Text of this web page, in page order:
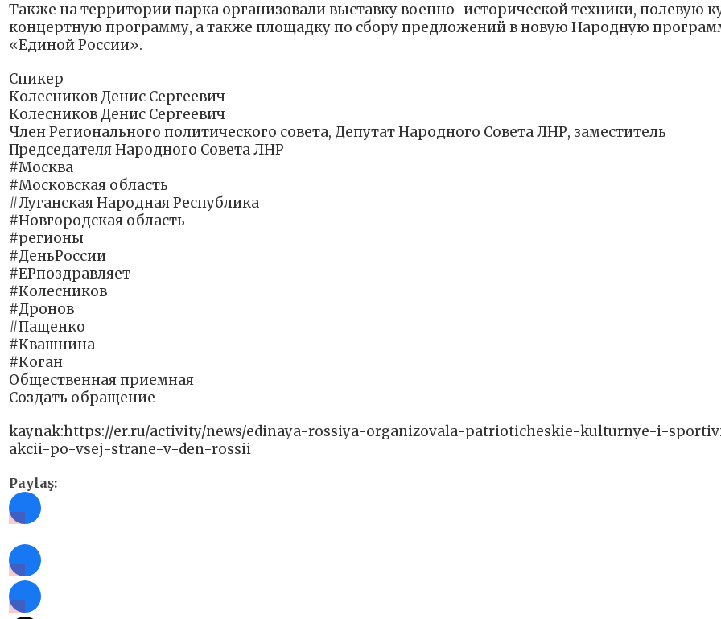
Также на территории парка организовали выставку военно-исторической техники, полевую
концертную программу, а также площадку по сбору предложений в новую Народную
«Единой России».
Спикер
Колесников Денис Сергеевич
Колесников Денис Сергеевич
Член Регионального политического совета, Депутат Народного Совета ЛНР, заместитель
Председателя Народного Совета ЛНР
#Москва
#Московская область
#Луганская Народная Республика
#Новгородская область
#регионы
#ДеньРоссии
#ЕРпоздравляет
#Колесников
#Дронов
#Пащенко
#Квашнина
#Коган
Общественная приемная
Создать обращение
kaynak:https://er.ru/activity/news/edinaya-rossiya-organizovala-patrioticheskie-kulturnye-i-
akcii-po-vsej-strane-v-den-rossii
Paylaş: